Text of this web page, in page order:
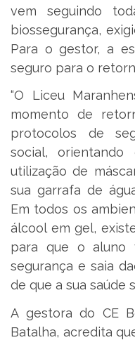
vem seguindo
biossegurança,
Para o gestor, a
seguro para o
“O Liceu
momento de
protocolos de
social,
utilização de
sua garrafa de
Em todos os
álcool em gel,
para que o aluno
segurança e saia
de que a sua saúde
A gestora do CE
Batalha, acredita